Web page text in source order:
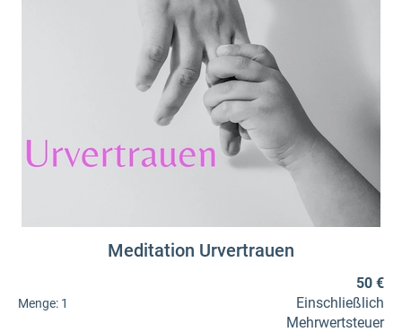
Meditation Urvertrauen
Menge: 1
50 €
Einschließlich
Mehrwertsteuer